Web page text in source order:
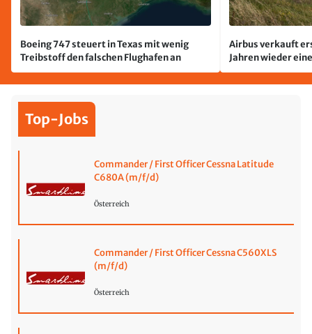
Boeing 747 steuert in Texas mit wenig
Treibstoff den falschen Flughafen an
Airbus verkauft
Jahren wieder
Top-Jobs
Commander / First Officer Cessna Latitude
C680A (m/f/d)
Österreich
Commander / First Officer Cessna C560XLS
(m/f/d)
Österreich